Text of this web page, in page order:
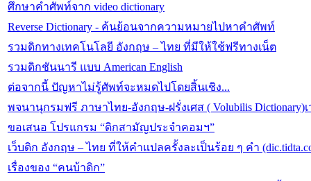
ศึกษาคำศัพท์จาก video dictionary
Reverse Dictionary - ค้นย้อนจากความหมายไปหาคำศัพท์
รวมดิกทางเทคโนโลยี อังกฤษ – ไทย ที่มีให้ใช้ฟรีทางเน็ต
รวมดิกชันนารี แบบ American English
ต่อจากนี้ ปัญหาไม่รู้ศัพท์จะหมดไปโดยสิ้นเชิง...
พจนานุกรมฟรี ภาษาไทย-อังกฤษ-ฝรั่งเศส ( Volubilis Dictionary)
ขอเสนอ โปรแกรม “ดิกสามัญประจำคอมฯ”
เว็บดิก อังกฤษ – ไทย ที่ให้คำแปลครั้งละเป็นร้อย ๆ คำ
เรื่องของ “คนบ้าดิก”